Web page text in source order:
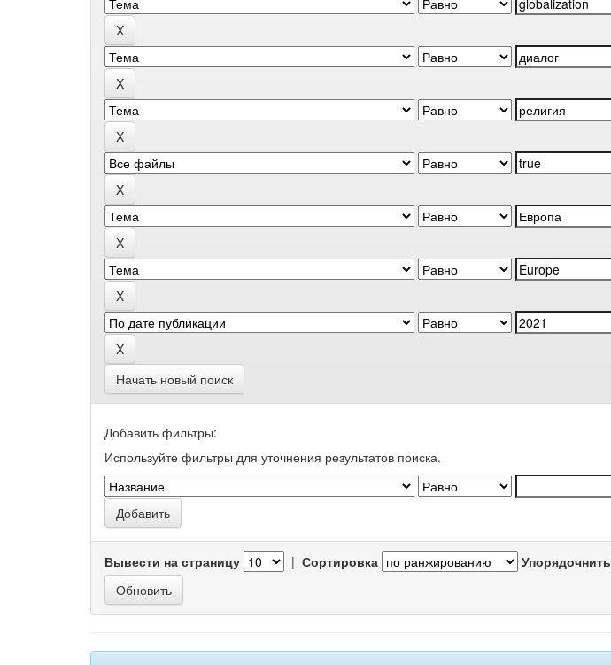
Начать новый поиск
Добавить фильтры:
Используйте фильтры для уточнения результатов поиска.
Вывести на страницу | Сортировка Упорядочнить